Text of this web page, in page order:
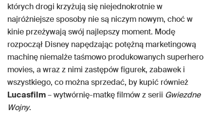
których drogi krzyżują się niejednokrotnie w
najróżniejsze sposoby nie są niczym nowym, choć w
kinie przeżywają swój najlepszy moment. Modę
rozpoczął Disney napędzając potężną marketingową
machinę niemalże taśmowo produkowanych superhero
movies, a wraz z nimi zastępów figurek, zabawek i
wszystkiego, co można sprzedać, by kupić również
Lucasfilm– wytwórnię-matkę filmów z serii Gwiezdne
Wojny.